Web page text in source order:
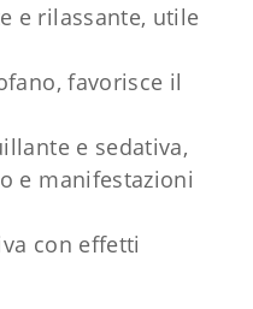
e rilassante, utile
favorisce il
e sedativa,
e manifestazioni
con effetti